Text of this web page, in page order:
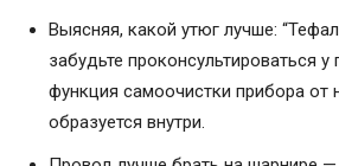
Выясняя, какой утюг лучше:
забудьте проконсультироваться у
функция самоочистки прибора от
образуется внутри.